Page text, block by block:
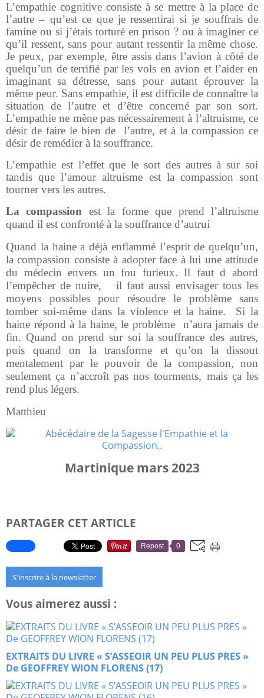
L’empathie cognitive consiste à se mettre à la place de
l’autre – qu’est ce que je ressentirai si je souffrais de
famine ou si j’étais torturé en prison ? ou à imaginer ce
qu’il ressent, sans pour autant ressentir la même chose.
Je peux, par exemple, être assis dans l’avion à côté de
quelqu’un de terrifié par les vols en avion et l’aider en
imaginant sa détresse, sans pour autant éprouver la
même peur. Sans empathie, il est difficile de connaître la
situation de l’autre et d’être concerné par son sort.
L’empathie ne mène pas nécessairement à l’altruisme, ce
désir de faire le bien de
l’autre, et à la compassion ce
désir de remédier à la souffrance.
L’empathie est l’effet que le sort des autres à sur soi
tandis que l’amour altruisme est la compassion sont
tourner vers les autres.
La compassion est la forme que prend l’altruisme
quand il est confronté à la souffrance d’autrui
Quand la haine a déjà enflammé l’esprit de quelqu’un,
la compassion consiste à adopter face à lui une attitude
du médecin envers un fou furieux. Il faut d abord
l’empêcher de nuire,
il faut aussi envisager tous les
moyens possibles pour résoudre le problème sans
tomber soi-même dans la violence et la haine.
Si la
haine répond à la haine, le problème
n’aura jamais de
fin. Quand on prend sur soi la souffrance des autres,
puis quand on la transforme et qu’on la dissout
mentalement par le pouvoir de la compassion, non
seulement ça n’accroît pas nos tourments, mais ça les
rend plus légers.
Matthieu
Martinique mars 2023
PARTAGER CET ARTICLE
Repost 0
S'inscrire à la newsletter
Vous aimerez aussi :
EXTRAITS DU LIVRE « S’ASSEOIR UN PEU PLUS PRES »
De GEOFFREY WION FLORENS (17)